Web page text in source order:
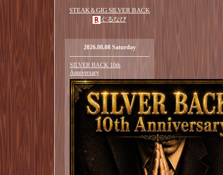
STEAK＆GIG SILVER BACK
ぐるなび
2026.08.08 Saturday
SILVER BACK 10th
Anniversary